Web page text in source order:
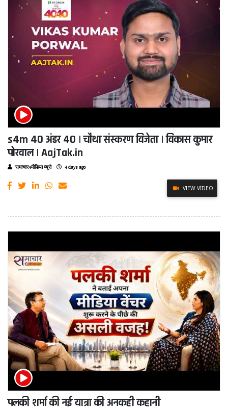
s4m 40 अंडर 40 | चौथा संस्करण विजेता | विकास कुमार
पोरवाल | AajTak.in
समाचार4मीडिया ब्यूरो 4 days ago
VIEW VIDEO
पलकी शर्मा की नई यात्रा की अनकही कहानी